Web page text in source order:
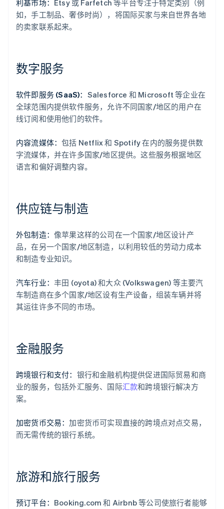
利基市场： Etsy 或 Farfetch 等平台专注于特定类别（例
如，手工制品、奢侈时尚），将国际买家与来自世界各地
的卖家联系起来。
数字服务
软件即服务 (SaaS)： Salesforce 和 Microsoft 等企业在
全球范围内提供软件服务，允许不同国家/地区的用户在
线订阅和使用他们的软件。
内容流媒体：包括 Netflix 和 Spotify 在内的服务提供数
字流媒体，并在许多国家/地区提供。这些服务根据地区
语言和偏好调整内容。
供应链与制造
外包制造： 像苹果这样的公司在一个国家/地区设计产
品，在另一个国家/地区制造，以利用较低的劳动力成本
和制造专业知识。
汽车行业： 丰田 (oyota) 和大众 (Volkswagen) 等主要汽
车制造商在多个国家/地区设有生产设备，组装车辆并将
其运往许多不同的市场。
金融服务
跨境银行和支付： 银行和金融机构提供促进国际贸易和商
业的服务，包括外汇服务、国际汇款和跨境银行解决方
案。
加密货币交易：加密货币可实现直接的跨境点对点交易，
而无需传统的银行系统。
旅游和旅行服务
预订平台： Booking.com 和 Airbnb 等公司使旅行者能够